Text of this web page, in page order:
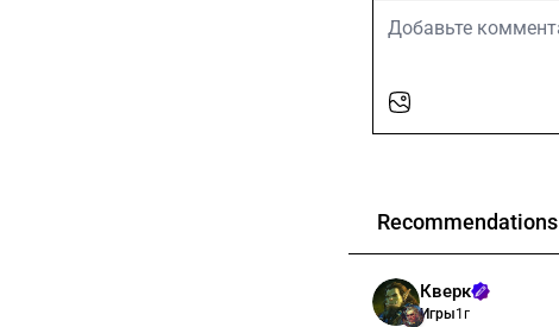
Recommendations
Кверк
Игры1г